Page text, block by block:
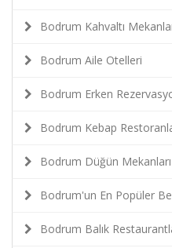
Bodrum Kahvaltı
Bodrum Aile Otelleri
Bodrum Erken
Bodrum Kebap
Bodrum Düğün Mekanları
Bodrum'un En Popüler
Bodrum Balık